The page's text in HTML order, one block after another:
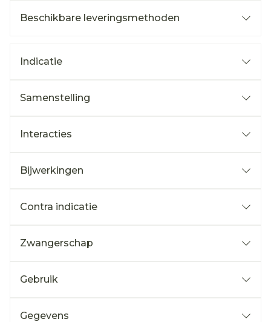
Beschikbare leveringsmethoden
Indicatie
Samenstelling
Interacties
Bijwerkingen
Contra indicatie
Zwangerschap
Gebruik
Gegevens